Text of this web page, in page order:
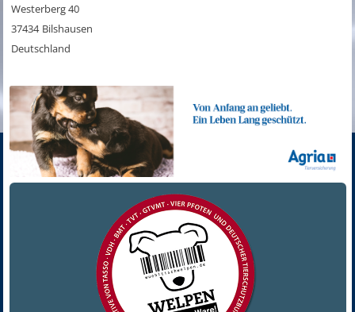
Westerberg 40
37434 Bilshausen
Deutschland